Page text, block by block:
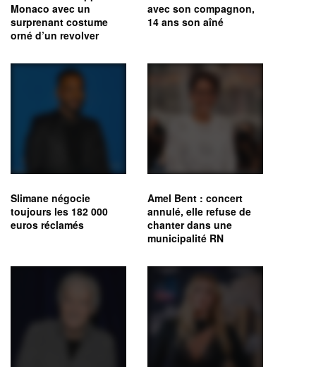
Monaco avec un
surprenant costume
orné d’un revolver
avec son compagnon,
14 ans son aîné
Slimane négocie
toujours les 182 000
euros réclamés
Amel Bent : concert
annulé, elle refuse de
chanter dans une
municipalité RN